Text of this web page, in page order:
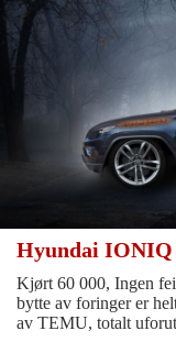
Hyundai IONIQ
Kjørt 60 000, Ingen
bytte av foringer er
av TEMU, totalt